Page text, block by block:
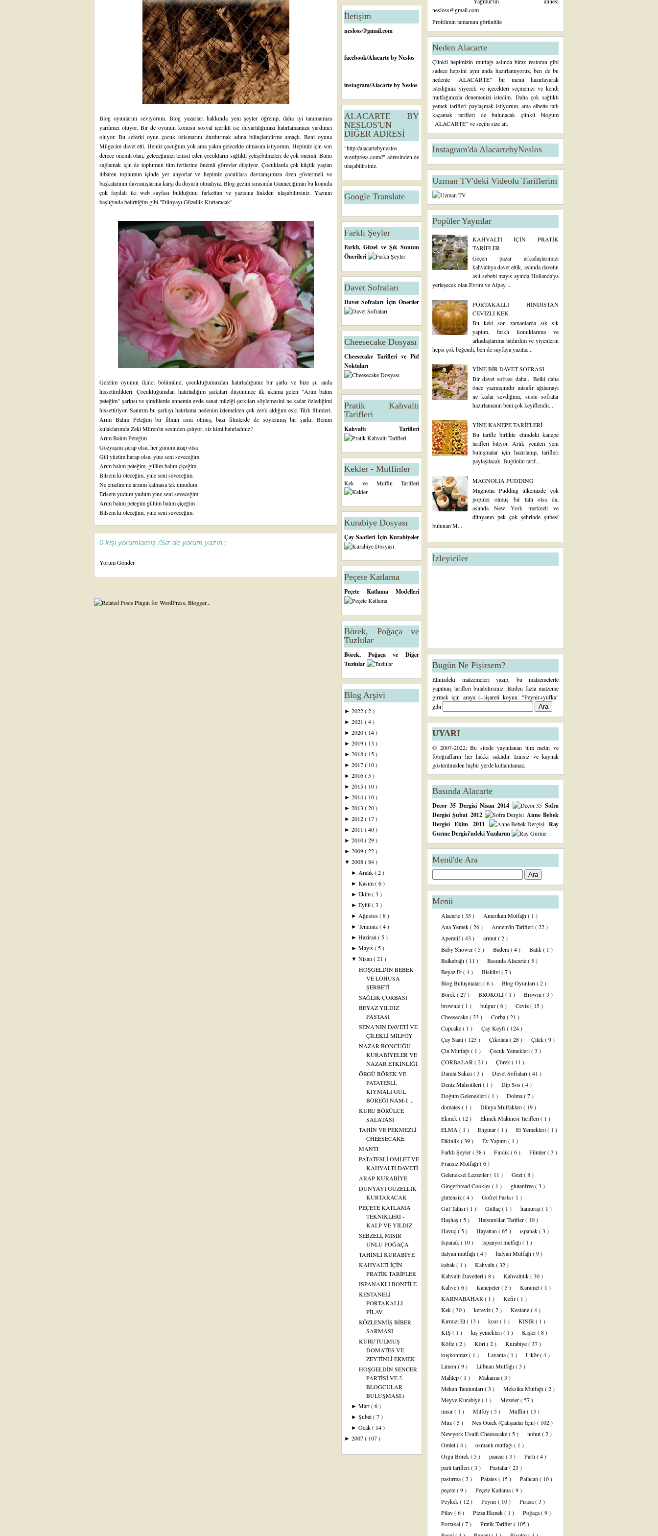
Blog oyunlarını seviyorum. Blog yazarları hakkında yeni şeyler öğrenip, daha iyi tanımamıza
yardımcı oluyor. Bir de oyunun konusu sosyal içerikli ise duyarlılığımızı hatırlamamıza yardımcı
oluyor. Bu seferki oyun çocuk istismarını durdurmak adına bilinçlendirme amaçlı. Beni oyuna
Mügecim davet etti. Henüz çocuğum yok ama yakın gelecekte olmasını istiyorum. Hepimiz için son
derece önemli olan, geleceğimizi temsil eden çocukların sağlıklı yetişebilmeleri de çok önemli. Bunu
sağlamak için de toplumun tüm fertlerine önemli görevler düşüyor. Çocuklarda çok küçük yaştan
itibaren toplumun içinde yer alıyorlar ve hepimiz çocuklara davranışımıza özen göstermeli ve
başkalarının davranışlarına karşı da duyarlı olmalıyız. Blog gezim sırasındaGanneciğimin bu konuda
çok faydalı iki web sayfası bulduğunu farkettim ve yazısına linkden ulaşabilirsiniz. Yazının
başlığında belirttiğim gibi "Dünyayı Güzellik Kurtaracak"
Gelelim oyunun ikinci bölümüne; çocukluğumuzdan hatırladığımız bir şarkı ve bize şu anda
hissettirdikleri. Çocukluğumdan hatırladığım şarkıları düşününce ilk aklıma gelen "Arım balım
peteğim" şarkısı ve şimdilerde annemin evde sanat müziği şarkıları söylemesini ne kadar özlediğimi
hissettiriyor. Sanırım bu şarkıyı hatırlama nedenim izlemekten çok zevk aldığım eski Türk filimleri.
Arım Balım Peteğim bir filmin ismi olmuş, bazı filmlerde de söylenmiş bir şarkı. Benim
kulaklarımda Zeki Müren'in sesinden çalıyor, siz kimi hatırladınız?
Arım Balım Peteğim
Gözyaşım şarap olsa, her günüm azap olsa
Gül yüzüm harap olsa, yine seni seveceğim.
Arım balım peteğim, gülüm balım çiçeğim,
Bilsem ki öleceğim, yine seni seveceğim.
Ne emelim ne arzum kalmasa tek umudum
Erisem yudum yudum yine seni seveceğim
Arım balım petegim gülüm balım çiçeğim
Bilsem ki öleceğim, yine seni seveceğim.
0 kişi yorumlamış /Siz de yorum yazın :
Yorum Gönder
İletişim
nesloss@gmail.com
facebook/Alacarte by Neslos
instagram/Alacarte by Neslos
ALACARTE BY
NESLOS'UN
DİĞER ADRESİ
"http://alacartebyneslos.
wordpress.com//" adresinden de
ulaşabilirsiniz.
Google Translate
Farklı Şeyler
Farklı, Güzel ve Şık Sunum
Önerileri
Davet Sofraları
Davet Sofraları İçin Öneriler
Cheesecake Dosyası
Cheesecake Tarifleri ve Püf
Noktaları
Pratik Kahvaltı
Tarifleri
Kahvaltı Tarifleri
Kekler - Muffinler
Kek ve Muffin Tarifleri
Kurabiye Dosyası
Çay Saatleri İçin Kurabiyeler
Peçete Katlama
Peçete Katlama Modelleri
Börek, Poğaça ve
Tuzlular
Börek, Poğaça ve Diğer
Tuzlular
Blog Arşivi
► 2022( 2 )
► 2021 ( 4 )
► 2020( 14 )
► 2019( 13 )
► 2018( 15 )
► 2017( 10 )
► 2016( 5 )
► 2015( 10 )
► 2014( 10 )
► 2013 ( 20 )
► 2012( 17 )
► 2011 ( 40 )
► 2010( 29 )
► 2009( 22 )
▼ 2008( 84 )
►Aralık( 2 )
►Kasım( 6 )
►Ekim( 3 )
►Eylül( 3 )
►Ağustos( 8 )
►Temmuz( 4 )
►Haziran( 5 )
►Mayıs( 5 )
▼Nisan( 21 )
HOŞGELDİN BEBEK
VE LOHUSA
ŞERBETİ
SAĞLIK ÇORBASI
BEYAZ YILDIZ
PASTASI
SENA'NIN DAVETİ VE
ÇİLEKLİ MİLFÖY
NAZAR BONCUĞU
KURABİYELER VE
NAZAR ETKİNLİĞİ
ÖRGÜ BÖREK VE
PATATESLİ,
KIYMALI GÜL
BÖREĞİ NAM-I ...
KURU BÖRÜLCE
SALATASI
TAHİN VE PEKMEZLİ
CHEESECAKE
MANTI
PATATESLİ OMLET VE
KAHVALTI DAVETİ
ARAP KURABİYE
DÜNYAYI GÜZELLİK
KURTARACAK
PEÇETE KATLAMA
TEKNİKLERİ -
KALP VE YILDIZ
SEBZELİ, MISIR
UNLU POĞAÇA
TAHİNLİ KURABİYE
KAHVALTI İÇİN
PRATİK TARİFLER
ISPANAKLI BONFİLE
KESTANELİ
PORTAKALLI
PİLAV
KÖZLENMİŞ BİBER
SARMASI
KURUTULMUŞ
DOMATES VE
ZEYTİNLİ EKMEK
HOŞGELDİN SENCER
PARTİSİ VE 2.
BLOGCULAR
BULUŞMASI:)
►Mart( 6 )
►Şubat( 7 )
►Ocak( 14 )
► 2007( 107 )
nesloss@gmail.com
Profilimin tamamını görüntüle
Neden Alacarte
Çünkü hepimizin mutfağı aslında biraz restoran gibi
sadece hepsini aynı anda hazırlamıyoruz, ben de bu
nedenle "ALACARTE" bir menü hazırlayarak
istediğiniz yiyecek ve içecekleri seçmenizi ve kendi
mutfağınızda denemenizi istedim. Daha çok sağlıklı
yemek tarifleri paylaşmak istiyorum, ama elbette tatlı
kaçamak tarifleri de bulunacak çünkü blogum
"ALACARTE" ve seçim size ait.
Instagram'da AlacartebyNeslos
Uzman TV'deki Videolu Tariflerim
Popüler Yayınlar
KAHVALTI İÇİN PRATİK
TARİFLER
Geçen pazar arkadaşlarımızı
kahvaltıya davet ettik, aslında davetin
asıl sebebi mayıs ayında Hollanda'ya
yerleşecek olan Evrim ve Alpay ...
PORTAKALLI HİNDİSTAN
CEVİZLİ KEK
Bu keki son zamanlarda sık sık
yaptım, farklı konuklarıma ve
arkadaşlarıma tatdırdım ve yiyenlerin
hepsi çok beğendi, ben de sayfaya yazılac...
YİNE BİR DAVET SOFRASI
Bir davet sofrası daha... Belki daha
önce yazmışımdır misafir ağılamayı
ne kadar sevdiğimi, süslü sofralar
hazırlamanın beni çok keyiflendir...
YİNE KANEPE TARİFLERİ
Bu tarifle birlikte elimdeki kanepe
tarifleri bitiyor. Artık yenileri yeni
buluşmalar için hazırlanıp, tarifleri
paylaşılacak. Bugünün tarif...
MAGNOLIA PUDDING
Magnolia Pudding ülkemizde çok
popüler olmuş bir tatlı olsa da,
aslında New York merkezli ve
dünyanın pek çok şehrinde şubesi
bulunan M...
İzleyiciler
Bugün Ne Pişirsem?
Elinizdeki malzemeleri yazıp, bu malzemelerle
yapılmış tarifleri bulabilirsiniz. Birden fazla malzeme
girmek için araya (+)işareti koyun. "Peynir+yufka"
gibi
UYARI
© 2007-2022; Bu sitede yayınlanan tüm metin ve
fotoğrafların her hakkı saklıdır. İzinsiz ve kaynak
gösterilmeden hiçbir yerde kullanılamaz.
Basında Alacarte
Decor 35 Dergisi Nisan 2014
Sofra
Dergisi Şubat 2012
Anne Bebek
Dergisi Ekim 2011
Ray
Gurme Dergisi'ndeki Yazılarım
Menü'de Ara
Menü
Alacarte( 35 ) Amerikan Mutfağı( 1 )
Ana Yemek( 26 ) Annem'in Tarifleri( 22 )
Aperatif( 43 ) armut( 2 )
Baby Shower( 5 ) Badem( 4 ) Balık( 1 )
Balkabağı( 11 ) Basında Alacarte( 5 )
Beyaz Et( 4 ) Bisküvi( 7 )
Blog Buluşmaları( 6 ) Blog Oyunları( 2 )
Börek( 27 ) BROKOLİ( 1 ) Browni( 3 )
brownie( 1 ) bulgur( 6 ) Ceviz( 15 )
Cheesecake( 23 ) Corba( 21 )
Cupcake( 1 ) Çay Keyfi ( 124 )
Çay Saati( 125 ) Çikolata( 28 ) Çilek( 9 )
Çin Mutfağı( 1 ) Çocuk Yemekleri( 3 )
ÇORBALAR ( 21 ) Çörek( 11 )
Damla Sakızı( 3 ) Davet Sofraları( 41 )
Deniz Mahsülleri( 1 ) Dip Sos( 4 )
Doğum Gelenekleri( 1 ) Dolma( 7 )
domates( 1 ) Dünya Mutfakları( 19 )
Ekmek( 12 ) Ekmek Makinesi Tarifleri( 1 )
ELMA ( 1 ) Enginar( 1 ) Et Yemekleri( 1 )
Etkinlik( 39 ) Ev Yapımı( 1 )
Farklı Şeyler( 38 ) Fındık( 6 ) Filmler( 3 )
Fransız Mutfağı( 6 )
Geleneksel Lezzetler( 11 ) Gezi( 8 )
Gingerbread Cookies( 1 ) glutenfree( 3 )
glutensiz( 4 ) Gofret Pasta( 1 )
Gül Tatlısı( 1 ) Güllaç( 1 ) hamurişi( 1 )
Haşhaş( 5 ) Hatsum'dan Tarifler( 10 )
Havuç( 5 ) Hayattan ( 65 ) ıspanak( 3 )
Ispanak( 10 ) ispanyol mutfağı( 1 )
italyan mutfağı( 4 ) İtalyan Mutfağı( 9 )
kabak( 1 ) Kahvaltı( 32 )
Kahvaltı Davetleri( 8 ) Kahvaltılık( 30 )
Kahve( 6 ) Kanepeler( 5 ) Karamel( 1 )
KARNABAHAR ( 1 ) Kefir( 1 )
Kek( 30 ) kereviz( 2 ) Kestane( 4 )
Kırmızı Et( 13 ) kısır( 1 ) KISIR ( 1 )
KIŞ ( 1 ) kış yemekleri( 1 ) Kişler( 8 )
Köfte( 2 ) Köri( 2 ) Kurabiye( 37 )
kuşkonmaz( 1 ) Lavanta( 1 ) Likör( 4 )
Limon ( 9 ) Lübnan Mutfağı( 3 )
Mahlep( 1 ) Makarna( 3 )
Mekan Tanıtımları( 3 ) Meksika Mutfağı( 2 )
Meyve Kurabiye( 1 ) Mezeler( 57 )
mısır( 1 ) Milföy( 5 ) Muffin ( 13 )
Muz( 5 ) Nes Ouick (Çalışanlar İçin)( 102 )
Newyork Usulü Cheesecake( 5 ) nohut( 2 )
Omlet( 4 ) osmanlı mutfağı( 1 )
Örgü Börek( 5 ) pancar( 3 ) Parti( 4 )
parti tarifleri( 3 ) Pastalar( 23 )
pastırma( 2 ) Patates( 15 ) Patlıcan ( 10 )
peçete( 9 ) Peçete Katlama( 9 )
Peykek( 12 ) Peynir( 10 ) Pırasa( 3 )
Pilav( 6 ) Pizza Ekmek( 1 ) Poğaça( 9 )
Portakal( 7 ) Pratik Tarifler( 105 )